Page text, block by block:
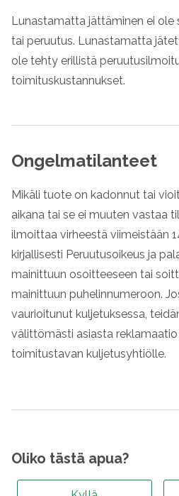
Lunastamatta jättäminen ei ole
tai peruutus. Lunastamatta
ole tehty erillistä
toimituskustannukset.
Ongelmatilanteet
Mikäli tuote on kadonnut tai
aikana tai se ei muuten vastaa
ilmoittaa virheestä viimeistään
kirjallisesti Peruutusoikeus ja
mainittuun osoitteeseen tai
mainittuun puhelinnumeroon.
vaurioitunut kuljetuksessa,
välittömästi asiasta
toimitustavan kuljetusyhtiölle.
Oliko tästä apua?